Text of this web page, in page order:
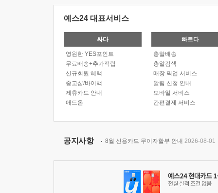
예스24 대표서비스
싸다
영원한 YES포인트
무료배송+추가적립
신규회원 혜택
중고샵/바이백
제휴카드 안내
애드온
빠르다
총알배송
총알검색
매장 픽업 서비스
알림 신청 안내
모바일 서비스
간편결제 서비스
공지사항 8월 신용카드 무이자할부 안내 2026-08-01